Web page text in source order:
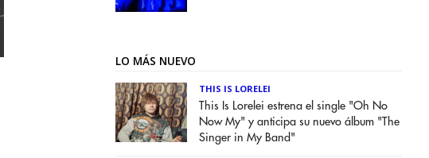
LO MÁS NUEVO
THIS IS LORELEI
This Is Lorelei estrena el single "Oh No
Now My" y anticipa su nuevo álbum "The
Singer in My Band"